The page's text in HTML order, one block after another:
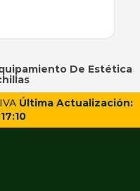
De Estética
Última Actualización: